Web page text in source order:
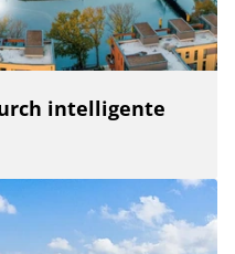
intelligente